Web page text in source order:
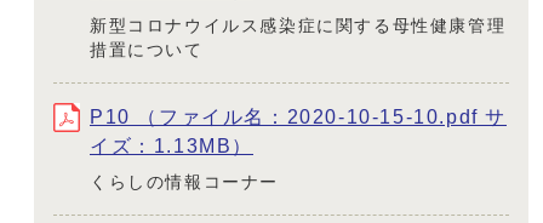
新型コロナウイルス感染症に関する母性健康管理
措置について
P10 （ファイル名：2020-10-15-10.pdf サ
イズ：1.13MB）
くらしの情報コーナー